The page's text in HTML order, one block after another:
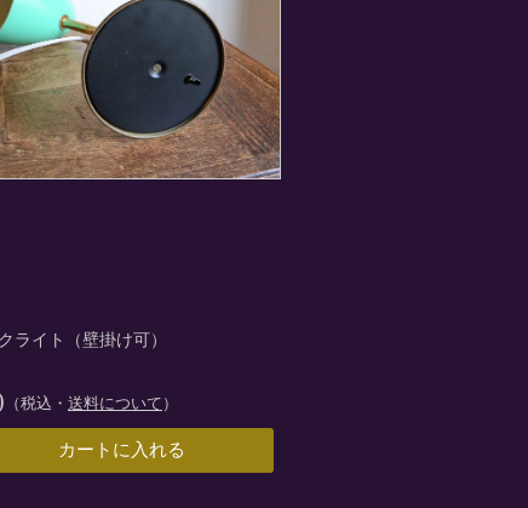
ライト（壁掛け可）
（税込・ 送料について ）